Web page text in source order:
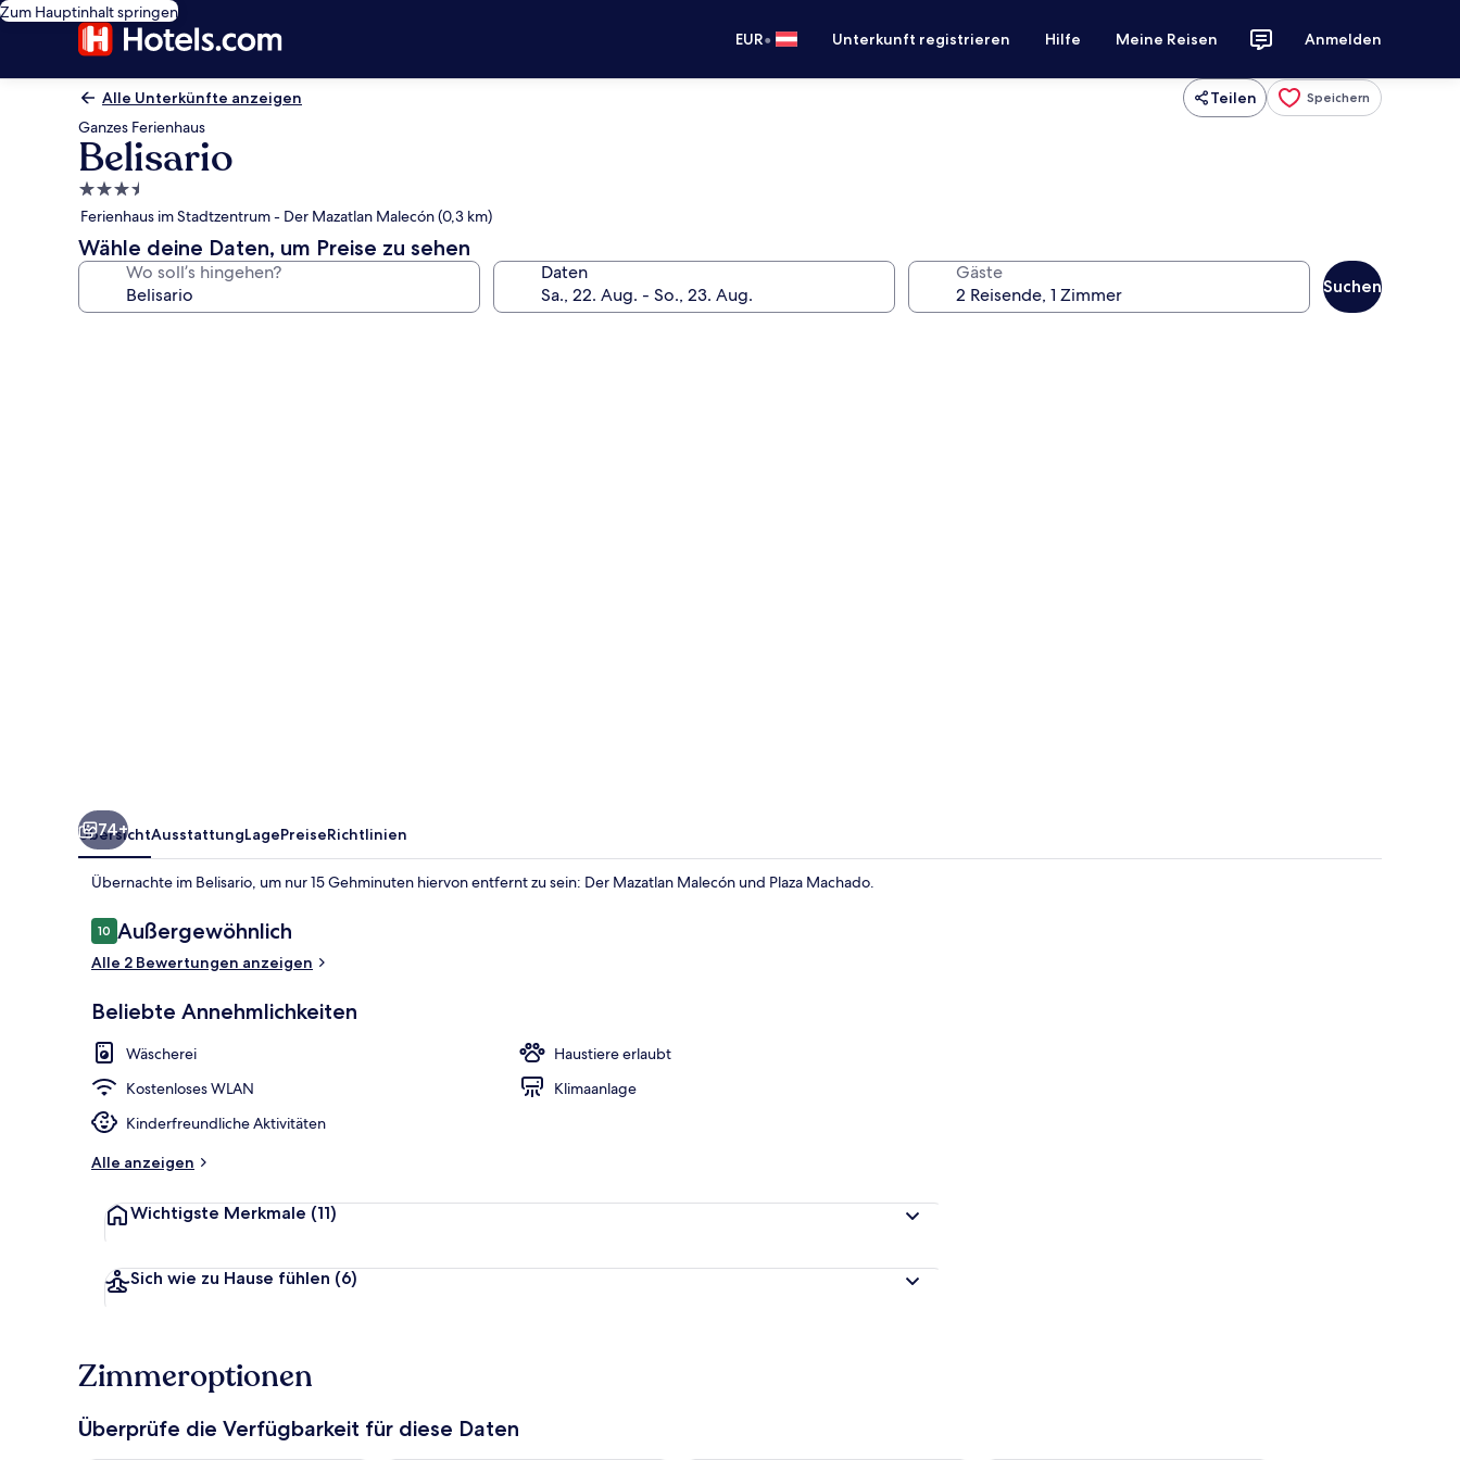
Zum Hauptinhalt springen
EUR• Unterkunft registrieren Hilfe Meine Reisen Anmelden
Alle Unterkünfte anzeigen Teilen Speichern
Ganzes Ferienhaus
Belisario
3.5-
Sterne-
Unterkunft
Ferienhaus im Stadtzentrum - Der Mazatlan Malecón (0,3 km)
Wähle deine Daten, um Preise zu sehen
Wo soll’s hingehen? Daten Gäste
Suchen
74+
ÜbersichtAusstattungLagePreiseRichtlinien
Übernachte im Belisario, um nur 15 Gehminuten hiervon entfernt zu sein: Der Mazatlan Malecón und Plaza Machado.
Bewertungen
1010 von 10.
Außergewöhnlich
Alle 2 Bewertungen anzeigen
Beliebte Annehmlichkeiten
Wäscherei
Haustiere erlaubt
Kostenloses WLAN
Klimaanlage
Kinderfreundliche Aktivitäten
Alle anzeigen
Wichtigste Merkmale (11)
Sich wie zu Hause fühlen (6)
Zimmeroptionen
Überprüfe die Verfügbarkeit für diese Daten